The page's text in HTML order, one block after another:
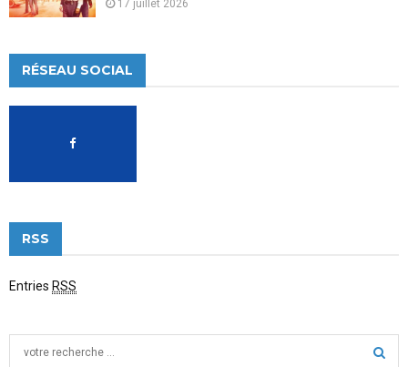
17 juillet 2026
RÉSEAU SOCIAL
RSS
Entries RSS